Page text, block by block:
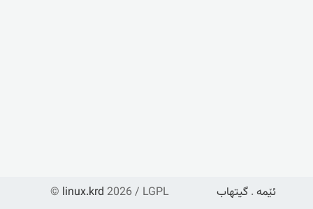
© linux.krd 2026 / LGPL ئێمە . گیتهاب